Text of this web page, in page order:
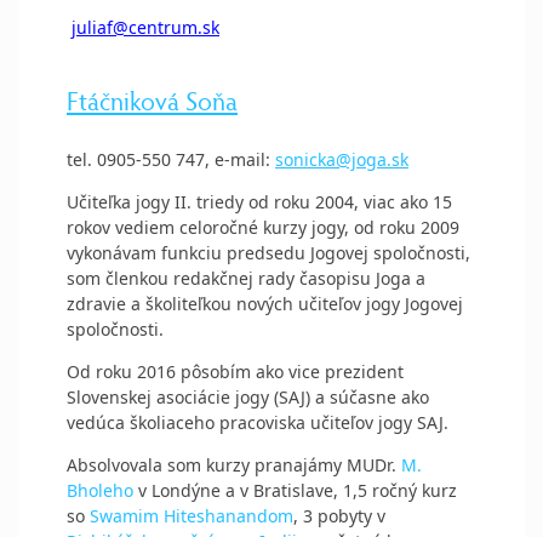
juliaf@centrum.sk
Ftáčniková Soňa
tel. 0905-550 747, e-mail: sonicka@joga.sk
Učiteľka jogy II. triedy od roku 2004, viac ako 15
rokov vediem celoročné kurzy jogy, od roku 2009
vykonávam funkciu predsedu Jogovej spoločnosti,
som členkou redakčnej rady časopisu Joga a
zdravie a školiteľkou nových učiteľov jogy Jogovej
spoločnosti.
Od roku 2016 pôsobím ako vice prezident
Slovenskej asociácie jogy (SAJ) a súčasne ako
vedúca školiaceho pracoviska učiteľov jogy SAJ.
Absolvovala som kurzy pranajámy MUDr. M.
Bholeho v Londýne a v Bratislave, 1,5 ročný kurz
so Swamim Hiteshanandom, 3 pobyty v